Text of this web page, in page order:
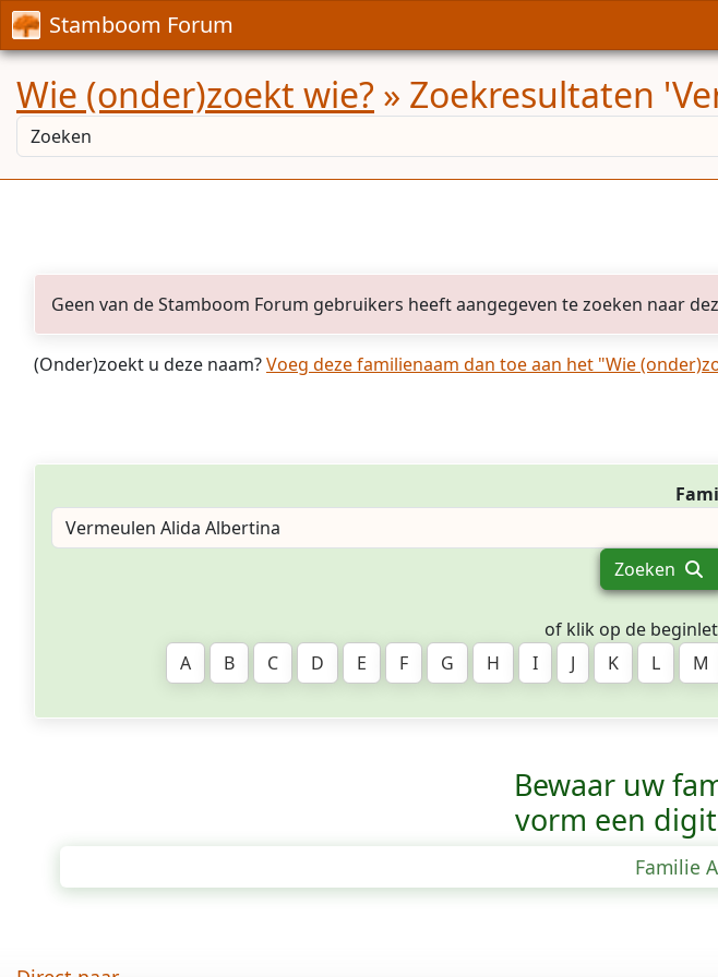
Stamboom Forum
Wie (onder)zoekt wie? » Zoekresultaten
Geen van de Stamboom Forum gebruikers heeft aangegeven te zoeken naar
(Onder)zoekt u deze naam?Voeg deze familienaam dan toe aan het "Wie
Zoeken
of klik op de
A
B C D E F G H I J K L M
Bewaar uw
vorm een
Familie